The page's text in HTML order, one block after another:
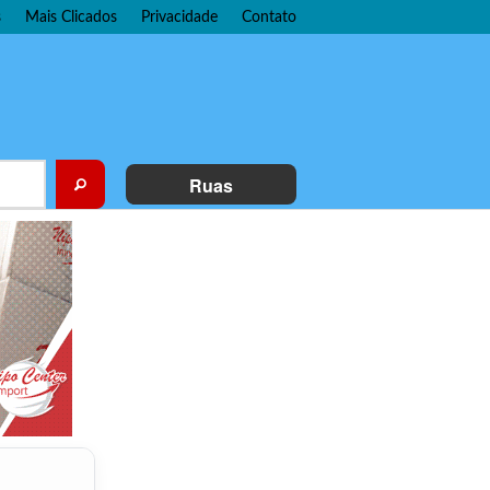
Mais Clicados Privacidade Contato
Ruas